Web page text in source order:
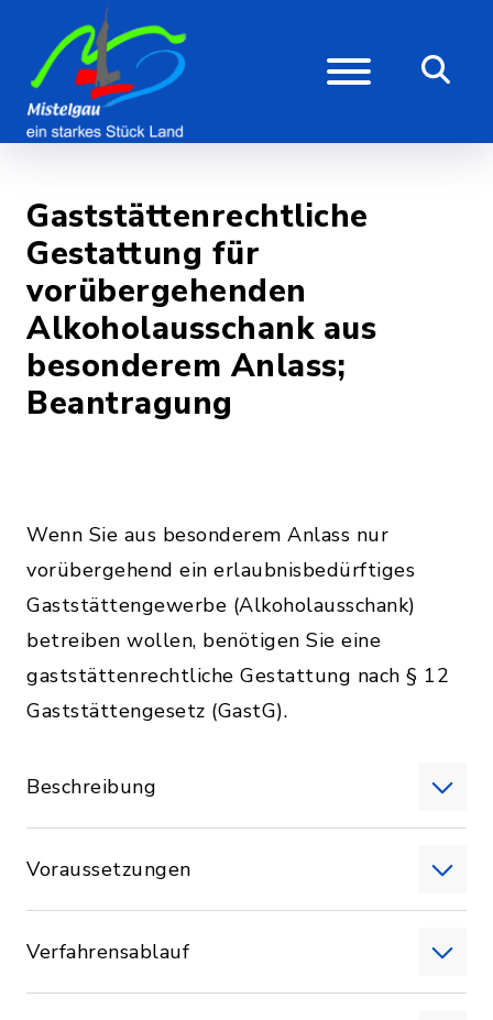
Gaststättenrechtliche
Gestattung für
vorübergehenden
Alkoholausschank aus
besonderem Anlass;
Beantragung
Wenn Sie aus besonderem Anlass nur
vorübergehend ein erlaubnisbedürftiges
Gaststättengewerbe (Alkoholausschank)
betreiben wollen, benötigen Sie eine
gaststättenrechtliche Gestattung nach § 12
Gaststättengesetz (GastG).
Beschreibung
Voraussetzungen
Verfahrensablauf